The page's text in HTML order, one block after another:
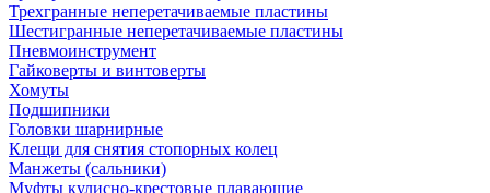
Трехгранные неперетачиваемые пластины
Шестигранные неперетачиваемые пластины
Пневмоинструмент
Гайковерты и винтоверты
Хомуты
Подшипники
Головки шарнирные
Клещи для снятия стопорных колец
Манжеты (сальники)
Муфты кулисно-крестовые плавающие